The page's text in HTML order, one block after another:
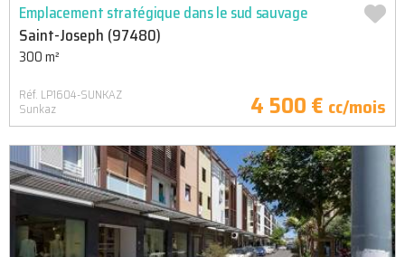
Emplacement stratégique dans le sud sauvage
Saint-Joseph (97480)
300 m²
Réf. LP1604-SUNKAZ
Sunkaz 4 500 € cc/mois